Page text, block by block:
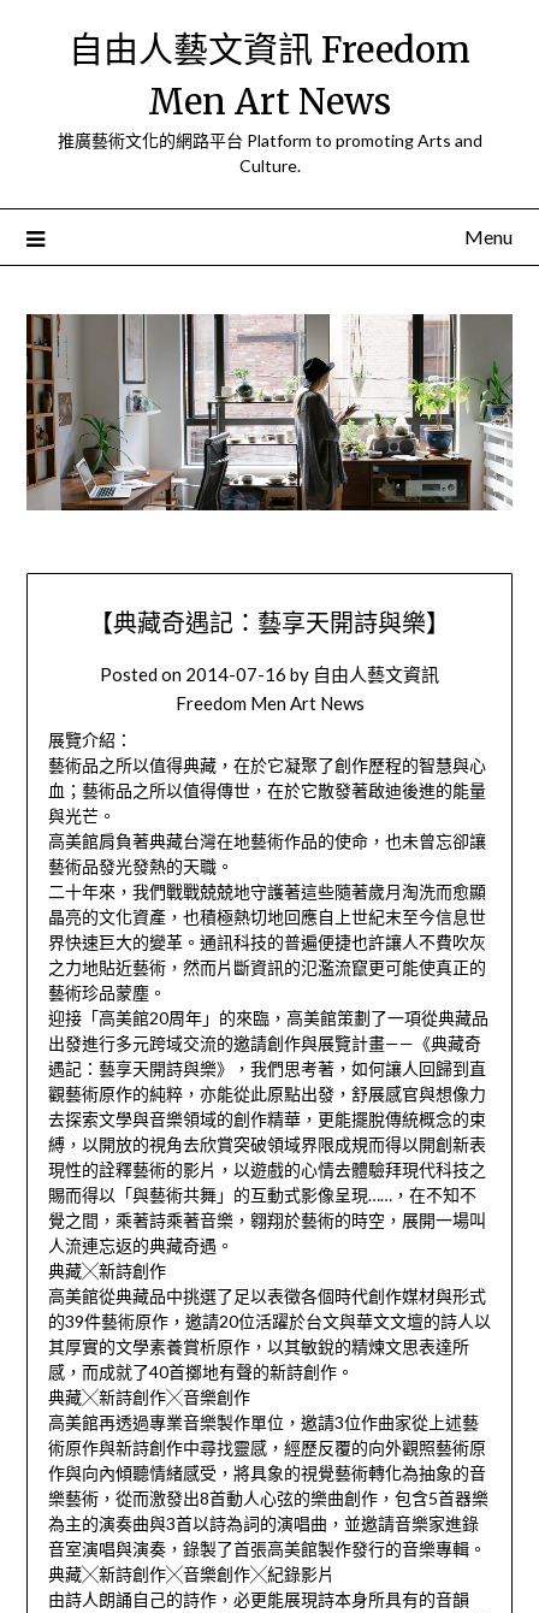
自由人藝文資訊 Freedom
Men Art News
推廣藝術文化的網路平台 Platform to promoting Arts and
Culture.
Menu
【典藏奇遇記：藝享天開詩與樂】
Posted on 2014-07-16 by 自由人藝文資訊
Freedom Men Art News
展覽介紹：
藝術品之所以值得典藏，在於它凝聚了創作歷程的智慧與心
血；藝術品之所以值得傳世，在於它散發著啟迪後進的能量
與光芒。
高美館肩負著典藏台灣在地藝術作品的使命，也未曾忘卻讓
藝術品發光發熱的天職。
二十年來，我們戰戰兢兢地守護著這些隨著歲月淘洗而愈顯
晶亮的文化資產，也積極熱切地回應自上世紀末至今信息世
界快速巨大的變革。通訊科技的普遍便捷也許讓人不費吹灰
之力地貼近藝術，然而片斷資訊的氾濫流竄更可能使真正的
藝術珍品蒙塵。
迎接「高美館20周年」的來臨，高美館策劃了一項從典藏品
出發進行多元跨域交流的邀請創作與展覽計畫——《典藏奇
遇記：藝享天開詩與樂》，我們思考著，如何讓人回歸到直
觀藝術原作的純粹，亦能從此原點出發，舒展感官與想像力
去探索文學與音樂領域的創作精華，更能擺脫傳統概念的束
縛，以開放的視角去欣賞突破領域界限成規而得以開創新表
現性的詮釋藝術的影片，以遊戲的心情去體驗拜現代科技之
賜而得以「與藝術共舞」的互動式影像呈現……，在不知不
覺之間，乘著詩乘著音樂，翱翔於藝術的時空，展開一場叫
人流連忘返的典藏奇遇。
典藏╳新詩創作
高美館從典藏品中挑選了足以表徵各個時代創作媒材與形式
的39件藝術原作，邀請20位活躍於台文與華文文壇的詩人以
其厚實的文學素養賞析原作，以其敏銳的精煉文思表達所
感，而成就了40首擲地有聲的新詩創作。
典藏╳新詩創作╳音樂創作
高美館再透過專業音樂製作單位，邀請3位作曲家從上述藝
術原作與新詩創作中尋找靈感，經歷反覆的向外觀照藝術原
作與向內傾聽情緒感受，將具象的視覺藝術轉化為抽象的音
樂藝術，從而激發出8首動人心弦的樂曲創作，包含5首器樂
為主的演奏曲與3首以詩為詞的演唱曲，並邀請音樂家進錄
音室演唱與演奏，錄製了首張高美館製作發行的音樂專輯。
典藏╳新詩創作╳音樂創作╳紀錄影片
由詩人朗誦自己的詩作，必更能展現詩本身所具有的音韻